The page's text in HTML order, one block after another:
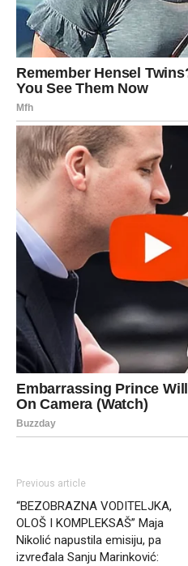
Previous article
“BEZOBRAZNA VODITELJKA,
OLOŠ I KOMPLEKSAŠ” Maja
Nikolić napustila emisiju, pa
izvređala Sanju Marinković: